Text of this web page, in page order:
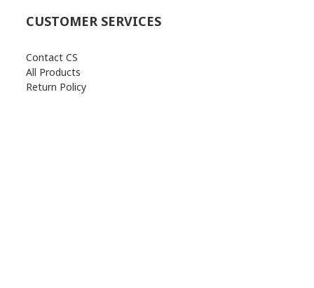
CUSTOMER SERVICES
Contact CS
All Products
Return Policy